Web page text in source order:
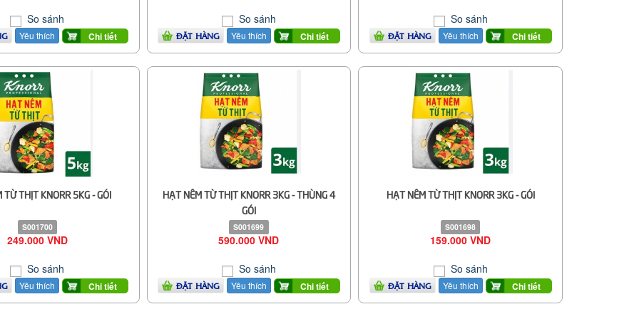
So sánh
Yêu thích Chi tiết
So sánh
ĐẶT HÀNG Yêu thích Chi tiết
So sánh
ĐẶT HÀNG Yêu thích Chi tiết
TỪ THỊT KNORR 5KG - GÓI
S001700
249.000 VND
So sánh
Yêu thích Chi tiết
HẠT NÊM TỪ THỊT KNORR 3KG - THÙNG 4
GÓI
S001699
590.000 VND
So sánh
ĐẶT HÀNG Yêu thích Chi tiết
HẠT NÊM TỪ THỊT KNORR 3KG - GÓI
S001698
159.000 VND
So sánh
ĐẶT HÀNG Yêu thích Chi tiết